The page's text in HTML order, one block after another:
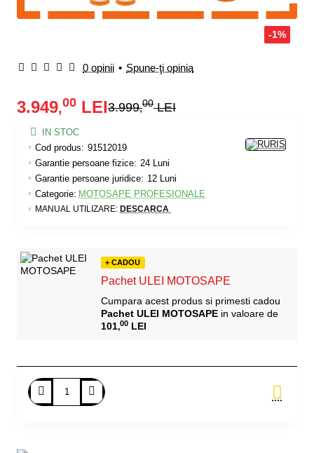
-1%
0 opinii • Spune-ţi opinia
3.949,00 LEI3.999,00LEI
IN STOC
Cod produs: 91512019
Garantie persoane fizice: 24 Luni
MANUAL UTILIZARE: DESCARCA
Garantie persoane juridice: 12 Luni
Categorie: MOTOSAPE PROFESIONALE
+ CADOU
Pachet ULEI MOTOSAPE
Cumpara acest produs si primesti cadou
Pachet ULEI MOTOSAPE in valoare de
101,00 LEI